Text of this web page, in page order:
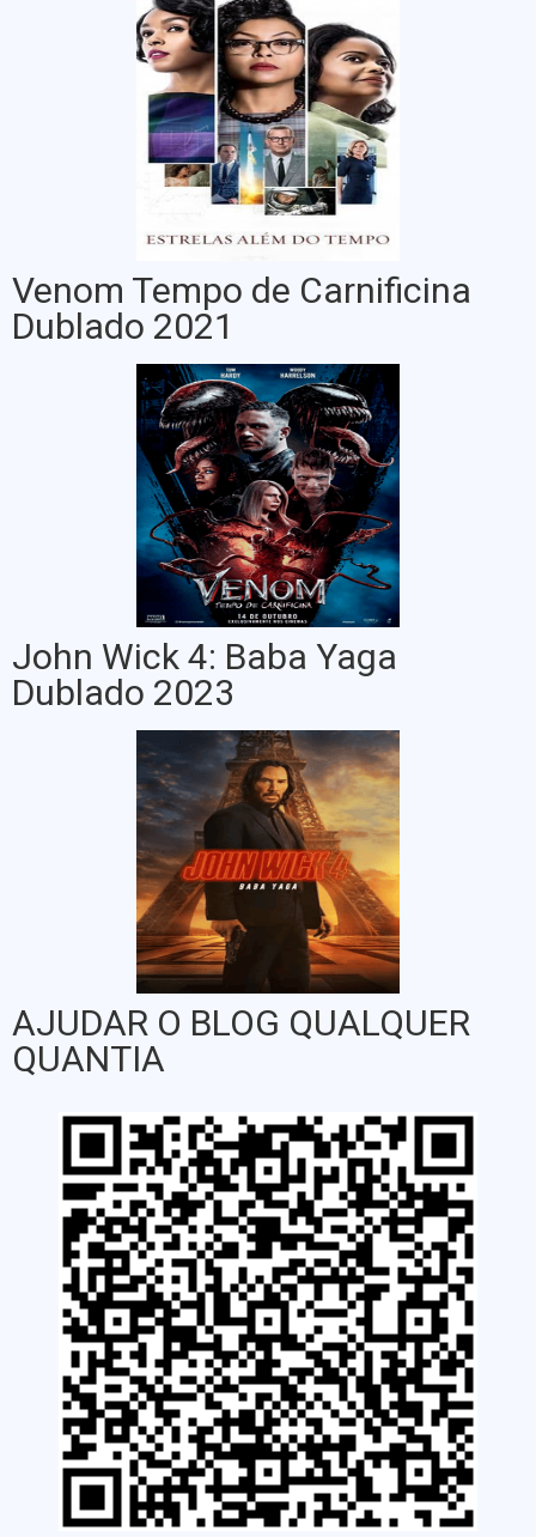
Venom Tempo de Carnificina
Dublado 2021
John Wick 4: Baba Yaga
Dublado 2023
AJUDAR O BLOG QUALQUER
QUANTIA